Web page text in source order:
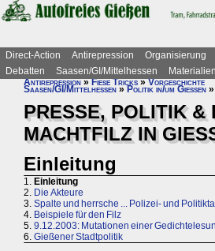
Direct-Action Antirepression Organisierung
Debatten
Saasen/GI/Mittelhessen Materialien
Antirepression»Fiese Tricks»Vorgeschichte
Saasen/GI/Mittelhessen » Politik in/um Gießen »
PRESSE, POLITIK &
MACHTFILZ IN
Einleitung
1. Einleitung
2. Die Akteure
3. Spalte und herrsche ... Polizei- und
4. Beispiele für den Filz
5. 9.12.2003: Mutationen einer
6. Gießener Stadtpolitik